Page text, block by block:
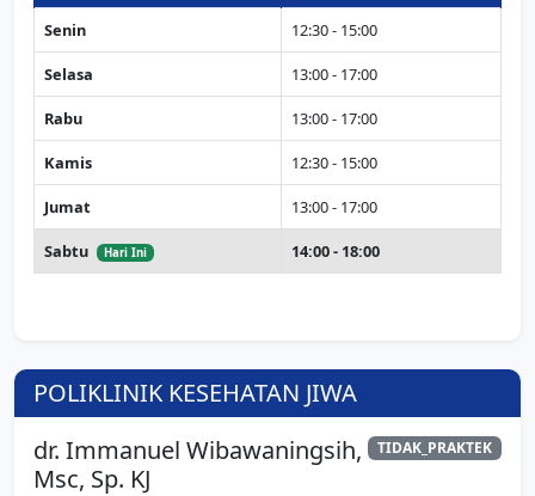
Senin 12:30 - 15:00
Selasa 13:00 - 17:00
Rabu 13:00 - 17:00
Kamis 12:30 - 15:00
Jumat 13:00 - 17:00
Sabtu Hari Ini 14:00 - 18:00
POLIKLINIK KESEHATAN JIWA
dr. Immanuel Wibawaningsih,
Msc, Sp. KJ
TIDAK_PRAKTEK